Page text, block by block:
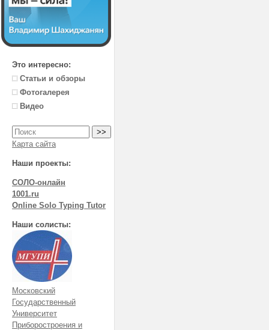
Это интересно:
Статьи и обзоры
Фотогалерея
Видео
Карта сайта
Наши проекты:
СОЛО-онлайн
1001.ru
Online Solo Typing Tutor
Наши солисты:
Московский
Государственный
Университет
Приборостроения и